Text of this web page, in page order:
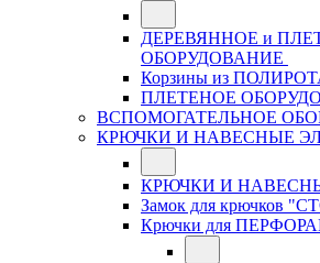
ДЕРЕВЯННОЕ и
ОБОРУДОВАНИЕ
Корзины из
ПЛЕТЕНОЕ
ВСПОМОГАТЕЛЬНОЕ
КРЮЧКИ И НАВЕСНЫЕ
КРЮЧКИ И
Замок для крючков
Крючки для